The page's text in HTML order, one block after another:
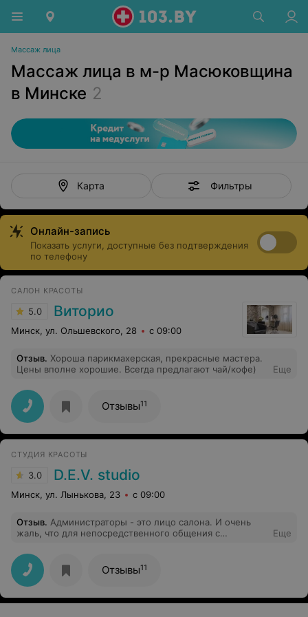
Массаж лица
Массаж лица в м-р Масюковщина
в Минске 2
Карта Фильтры
Онлайн-запись
Показать услуги, доступные без подтверждения
по телефону
САЛОН КРАСОТЫ
5.0 Виторио
Минск, ул. Ольшевского, 28 с 09:00
Отзыв. Хороша парикмахерская, прекрасные мастера.
Цены вполне хорошие. Всегда предлагают чай/кофе)
Еще
Отзывы11
СТУДИЯ КРАСОТЫ
3.0 D.E.V. studio
Минск, ул. Лынькова, 23 с 09:00
Отзыв. Администраторы - это лицо салона. И очень
жаль, что для непосредственного общения с
"Босса Нова" администраторы меняются часто, но одна
из последних - это просто край невоспитанности и
неучтивости. Я и мои дети были постоянными
клиентами этого салона и ходили к нашему любимому
мастеру Наталье Русилко уже долгое время. Но в этот
Еще
Отзывы11